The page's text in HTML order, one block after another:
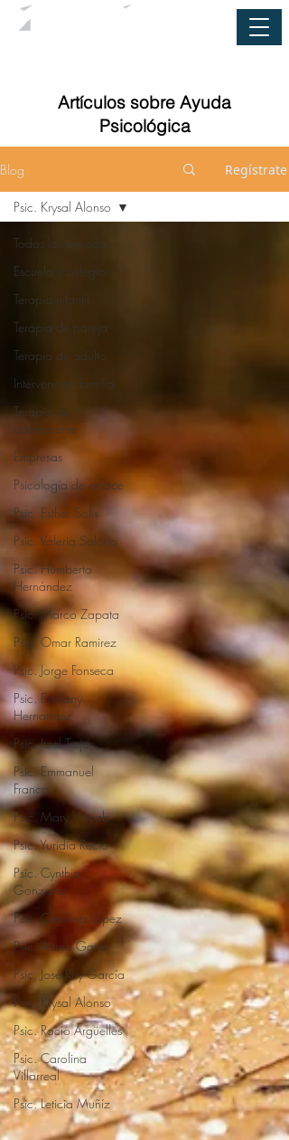
Artículos sobre Ayuda
Psicológica
Blog Regístrate
Todas las entradas
Escuela y colegios
Terapia infantil
Terapia de pareja
Terapia de adulto
Intervencion familiar
Terapia de
adolescente
Empresas
Psicología de enlace
Psic. Esther Solis
Psic. Valeria Solorio
Psic. Humberto
Hernández
Psic. Marco Zapata
Psic. Omar Ramirez
Psic. Jorge Fonseca
Psic. Estefany
Hernandez
Psic. Itzel Trejo
Psic. Emmanuel
Franco
Psic. Mary Wicab
Psic. Yuridia Recio
Psic. Cynthia
Gonzalez
Psic. Carolina López
Psic. Arturo Garay
Psic. José Ruy García
Psic. Krysal Alonso
Psic. Rocío Argüelles
Psic. Carolina
Villarreal
Psic. Leticia Muñíz
Psic. Krysal Alonso